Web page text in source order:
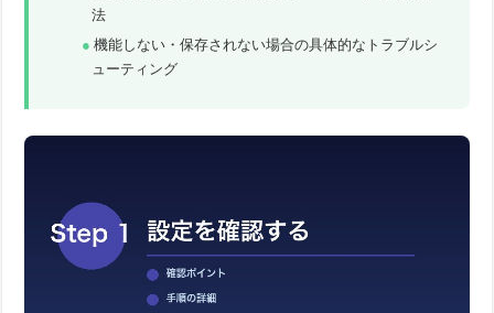
法
機能しない・保存されない場合の具体的なトラブルシ
ューティング